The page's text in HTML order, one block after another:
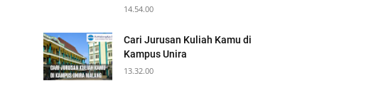
14.54.00
Cari Jurusan Kuliah Kamu di
Kampus Unira
13.32.00